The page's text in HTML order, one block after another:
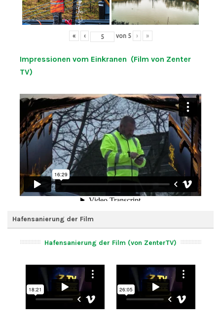
« ‹ von 5 › »
Impressionen vom Einkranen (Film von Zenter
TV)
Hafensanierung der Film
Hafensanierung der Film (von ZenterTV)